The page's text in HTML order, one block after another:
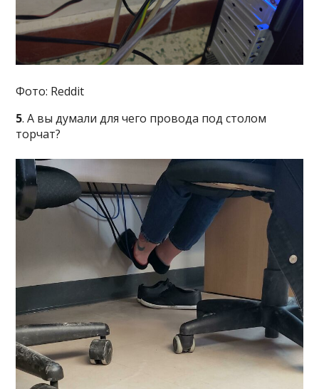
Фото: Reddit
5. А вы думали для чего провода под столом
торчат?